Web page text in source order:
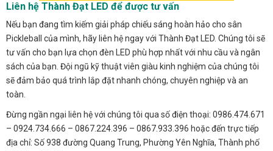
Liên hệ Thành Đạt LED để được tư vấn
Nếu bạn đang tìm kiếm giải pháp chiếu sáng hoàn hảo cho sân
Pickleball của mình, hãy liên hệ ngay với Thành Đạt LED. Chúng tôi sẽ
tư vấn cho bạn lựa chọn đèn LED phù hợp nhất với nhu cầu và ngân
sách của bạn. Đội ngũ kỹ thuật viên giàu kinh nghiệm của chúng tôi
sẽ đảm bảo quá trình lắp đặt nhanh chóng, chuyên nghiệp và an
toàn.
Đừng ngần ngại liên hệ với chúng tôi qua số điện thoại: 0986.474.671
– 0924.734.666 – 0867.224.396 – 0867.933.396 hoặc đến trực tiếp
địa chỉ: Số 938 đường Quang Trung, Phường Yên Nghĩa, Thành phố